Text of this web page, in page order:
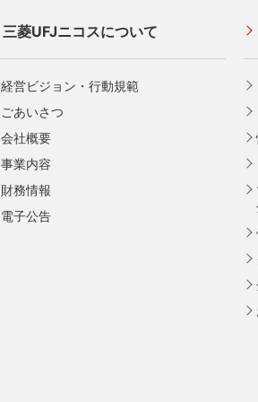
追加できるカード・機能
会員）
Apple Pay
タッチ決済
お取り扱いいただけるカード情報とお
支払い情報
三菱UFJニコスについて
経営ビジョン・行動規範
ごあいさつ
会社概要
事業内容
財務情報
電子公告